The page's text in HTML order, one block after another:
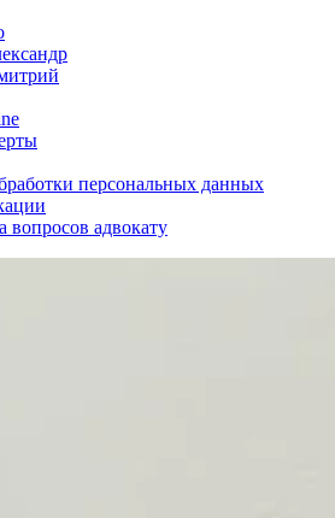
персональных данных
вопросов адвокату